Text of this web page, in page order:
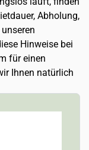
Abholung,
Hinweise bei
für einen
Ihnen natürlich